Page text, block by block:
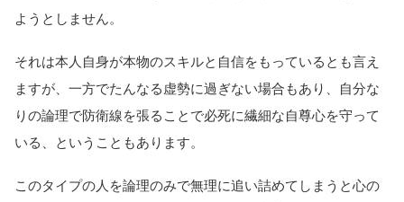
ようとしません。
それは本人自身が本物のスキルと自信をもっているとも言え
ますが、一方でたんなる虚勢に過ぎない場合もあり、自分な
りの論理で防衛線を張ることで必死に繊細な自尊心を守って
いる、ということもあります。
このタイプの人を論理のみで無理に追い詰めてしまうと心の